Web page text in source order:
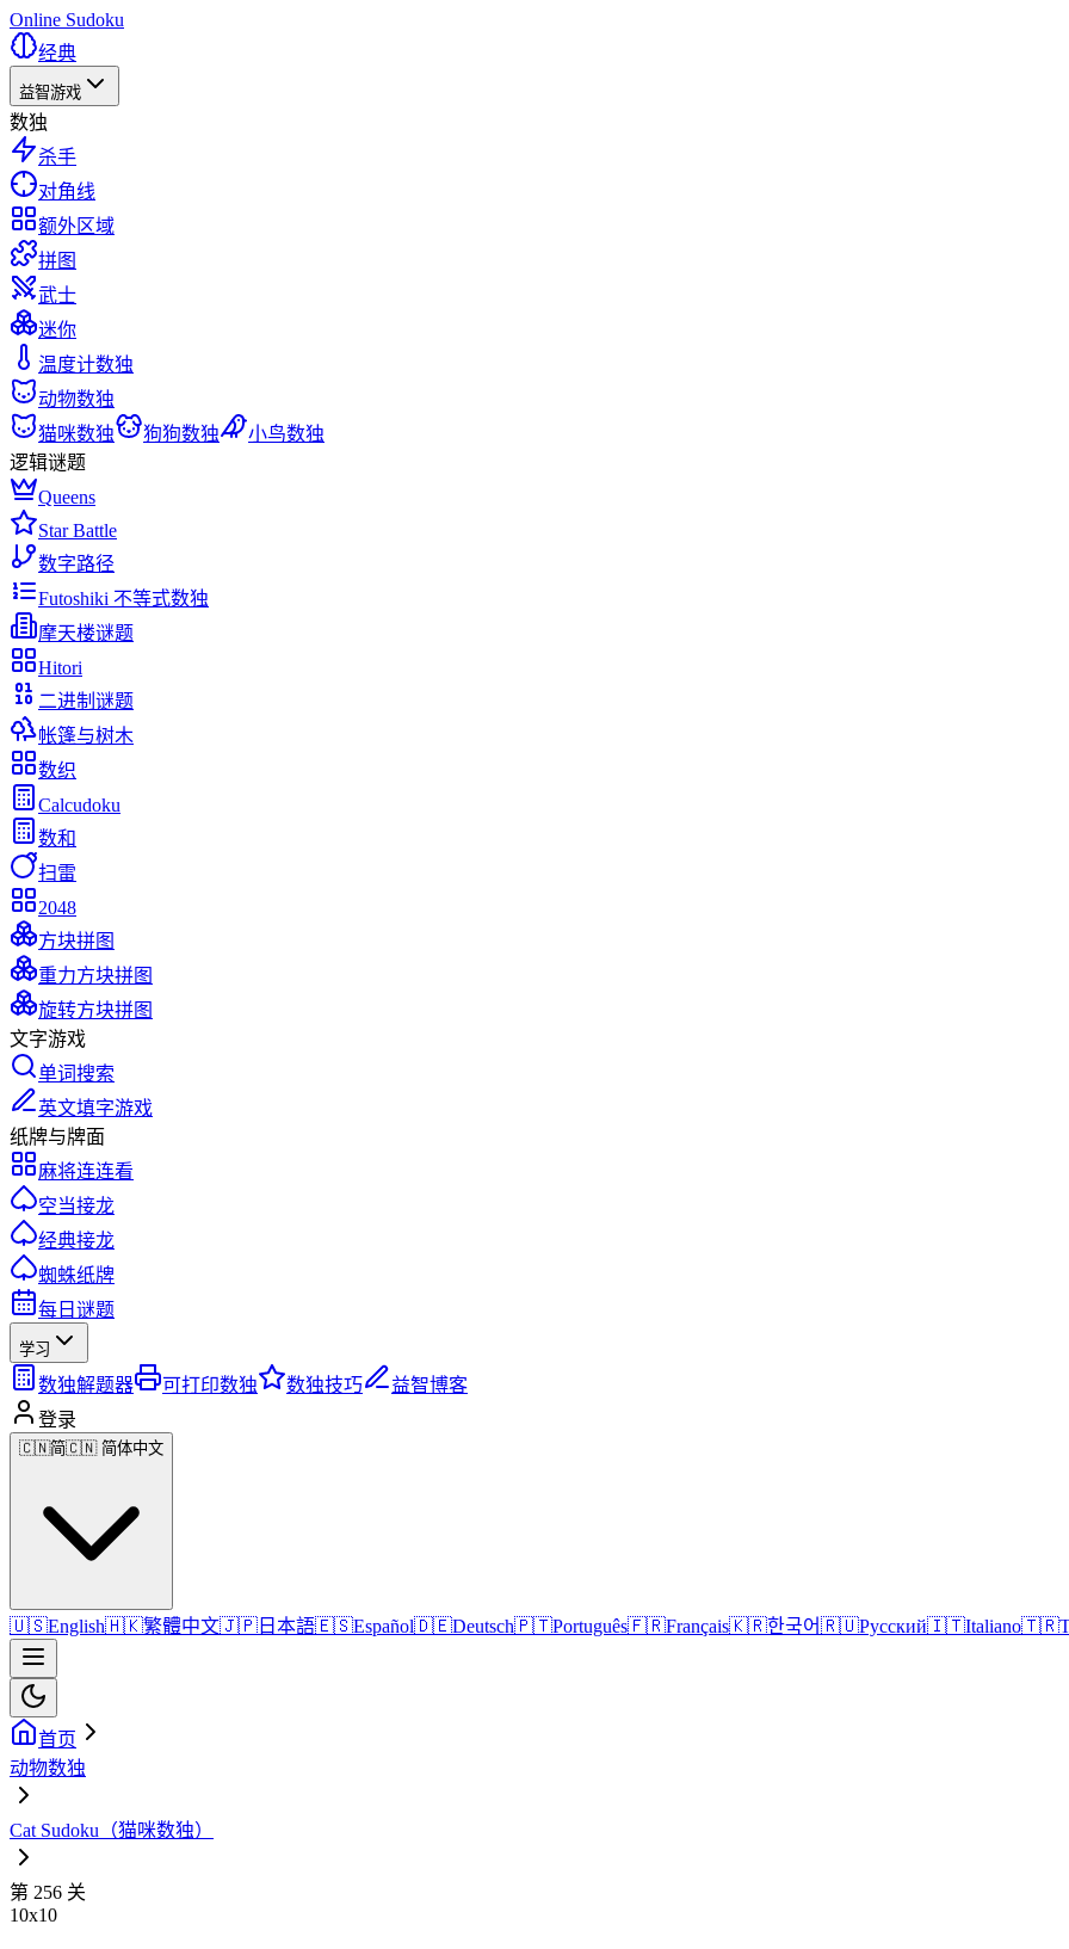
Online Sudoku
经典
益智游戏
数独
杀手
对角线
额外区域
拼图
武士
迷你
温度计数独
动物数独
猫咪数独
狗狗数独
小鸟数独
逻辑谜题
Queens
Star Battle
数字路径
Futoshiki 不等式数独
摩天楼谜题
Hitori
二进制谜题
帐篷与树木
数织
Calcudoku
数和
扫雷
2048
方块拼图
重力方块拼图
旋转方块拼图
文字游戏
单词搜索
英文填字游戏
纸牌与牌面
麻将连连看
空当接龙
经典接龙
蜘蛛纸牌
每日谜题
学习
数独解题器 可打印数独 数独技巧
益智博客
登录
🇨🇳简🇨🇳 简体中文
🇺🇸English🇭🇰繁體中文🇯🇵 日本語🇪🇸Español🇩🇪Deutsch🇵🇹Português🇫🇷Français🇰🇷한국어🇷🇺Русский🇮🇹Italiano🇹🇷
首页
动物数独
Cat Sudoku（猫咪数独）
第 256 关
10x10